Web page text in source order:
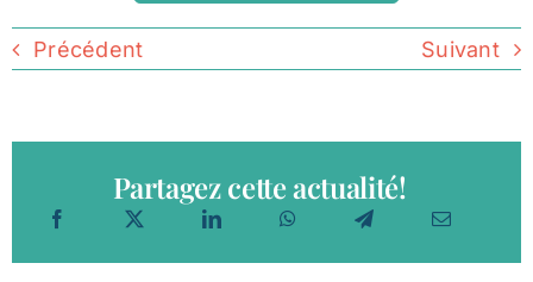
Précédent Suivant
Partagez cette actualité!